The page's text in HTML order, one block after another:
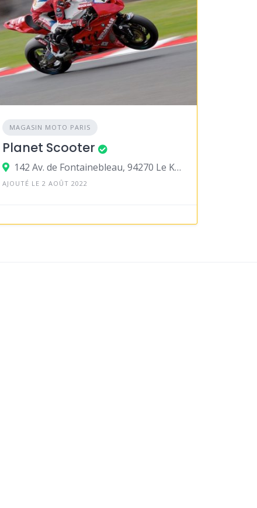
MAGASIN MOTO PARIS
Planet Scooter
142 Av. de Fontainebleau, 94270 Le Kremlin-Bicêtre
AJOUTÉ LE 2 AOÛT 2022